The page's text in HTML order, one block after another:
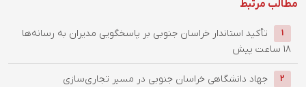
مطالب مرتبط
1
تأکید استاندار خراسان جنوبی بر پاسخگویی مدیران به رسانه‌ها
18 ساعت پیش
2
جهاد دانشگاهی خراسان جنوبی در مسیر تجاری‌سازی